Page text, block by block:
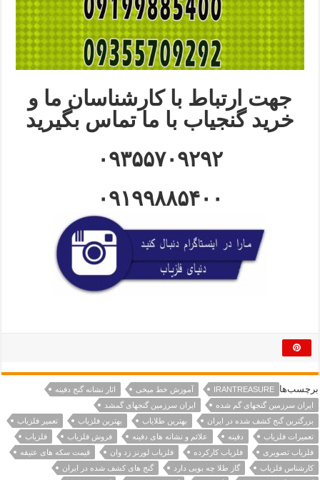
جهت ارتباط با کارشناسان ما و
خرید گنجیاب با ما تماس بگیرید
۰۹۳۵۵۷۰۹۲۹۲
۰۹۱۹۹۸۸۵۴۰۰
برچسب‌ها IRANTREASURE آموزش خط میخی
اثار نشانه گنج دفینه
ایران سرزمین گنجهای گم شده
ایران سرزمین گنجهای گمشد
بزرگترین گنج کشف شده در ایران
بهترین طلایاب بهترین فلزیاب
تعمیر فلزیاب
تعمیرات فلزیاب
دفینه علائم و نشانه های دفینه فروش فلزیاب
فلزیاب
فلزیاب تصویری
فلزیاب کارکرده فلزیاب لورنز زد وان
قیمت سکه های عتیقه
کارشناس فلزیاب
گاز طلا چه بویی دارد
گنج های کشف شده در ایران